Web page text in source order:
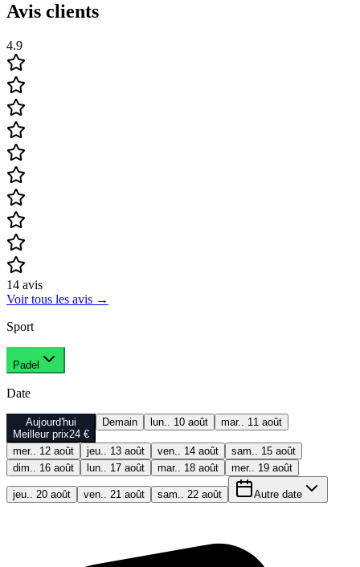
Avis clients
4.9
14 avis
Voir tous les avis →
Sport
Padel
Date
Aujourd'hui
Meilleur prix24 €
Demain lun.. 10 août mar.. 11 août
mer.. 12 août jeu.. 13 août ven.. 14 août
sam.. 15 août
dim.. 16 août
lun.. 17 août mar.. 18 août mer.. 19 août
jeu.. 20 août ven.. 21 août sam.. 22 août Autre date